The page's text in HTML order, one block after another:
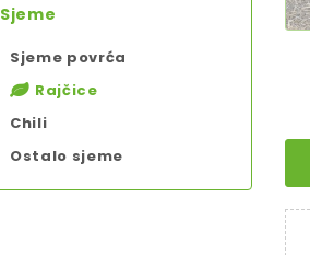
Sjeme
Sjeme povrća
Rajčice
Chili
Ostalo sjeme